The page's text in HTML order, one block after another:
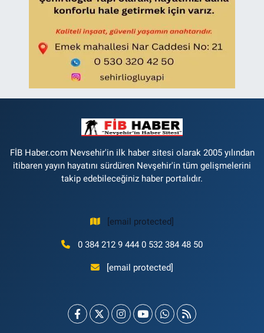
FİB Haber.com Nevsehir'in ilk haber sitesi olarak 2005 yılından
itibaren yayın hayatını sürdüren Nevşehir'in tüm gelişmelerini
takip edebileceğiniz haber portalıdır.
[email protected]
0 384 212 9 444 0 532 384 48 50
[email protected]